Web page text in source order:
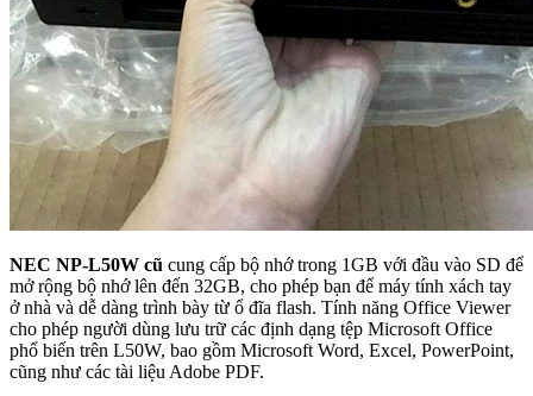
NEC NP-L50W cũ cung cấp bộ nhớ trong 1GB với đầu vào SD để
mở rộng bộ nhớ lên đến 32GB, cho phép bạn để máy tính xách tay
ở nhà và dễ dàng trình bày từ ổ đĩa flash. Tính năng Office Viewer
cho phép người dùng lưu trữ các định dạng tệp Microsoft Office
phổ biến trên L50W, bao gồm Microsoft Word, Excel, PowerPoint,
cũng như các tài liệu Adobe PDF.